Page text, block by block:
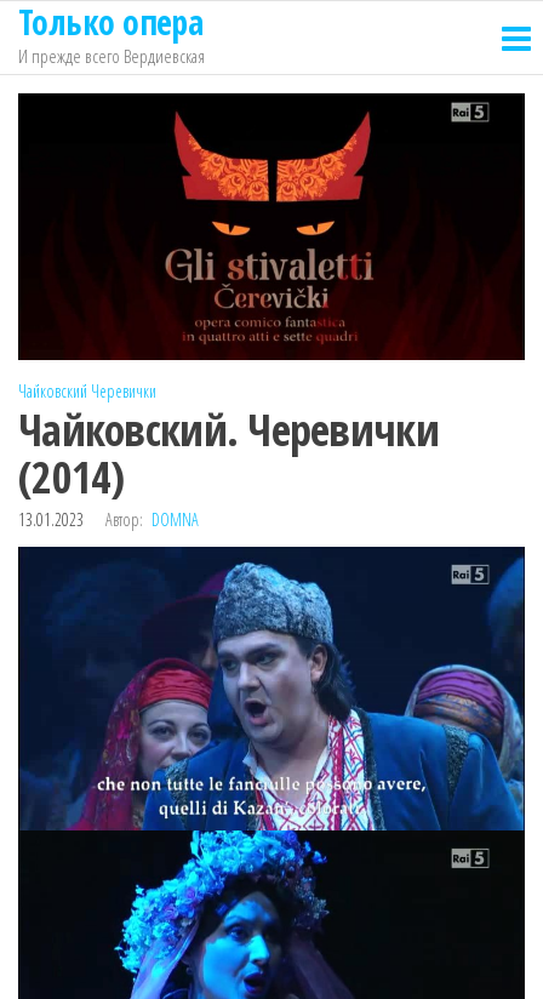
Перейти
содержимому
Только опера
И прежде всего Вердиевская
Чайковский Черевички
Чайковский. Черевички
(2014)
13.01.2023 Автор: DOMNA